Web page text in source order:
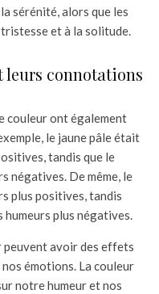
sérénité, alors que les
et à la solitude.
leurs connotations
couleur ont également
le jaune pâle était
tandis que le
négatives. De même, le
plus positives, tandis
plus négatives.
peuvent avoir des effets
émotions. La couleur
notre humeur et nos